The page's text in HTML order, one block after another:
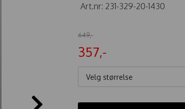
Art.nr: 231-329-20-1430
649,-
357,-
Velg størrelse